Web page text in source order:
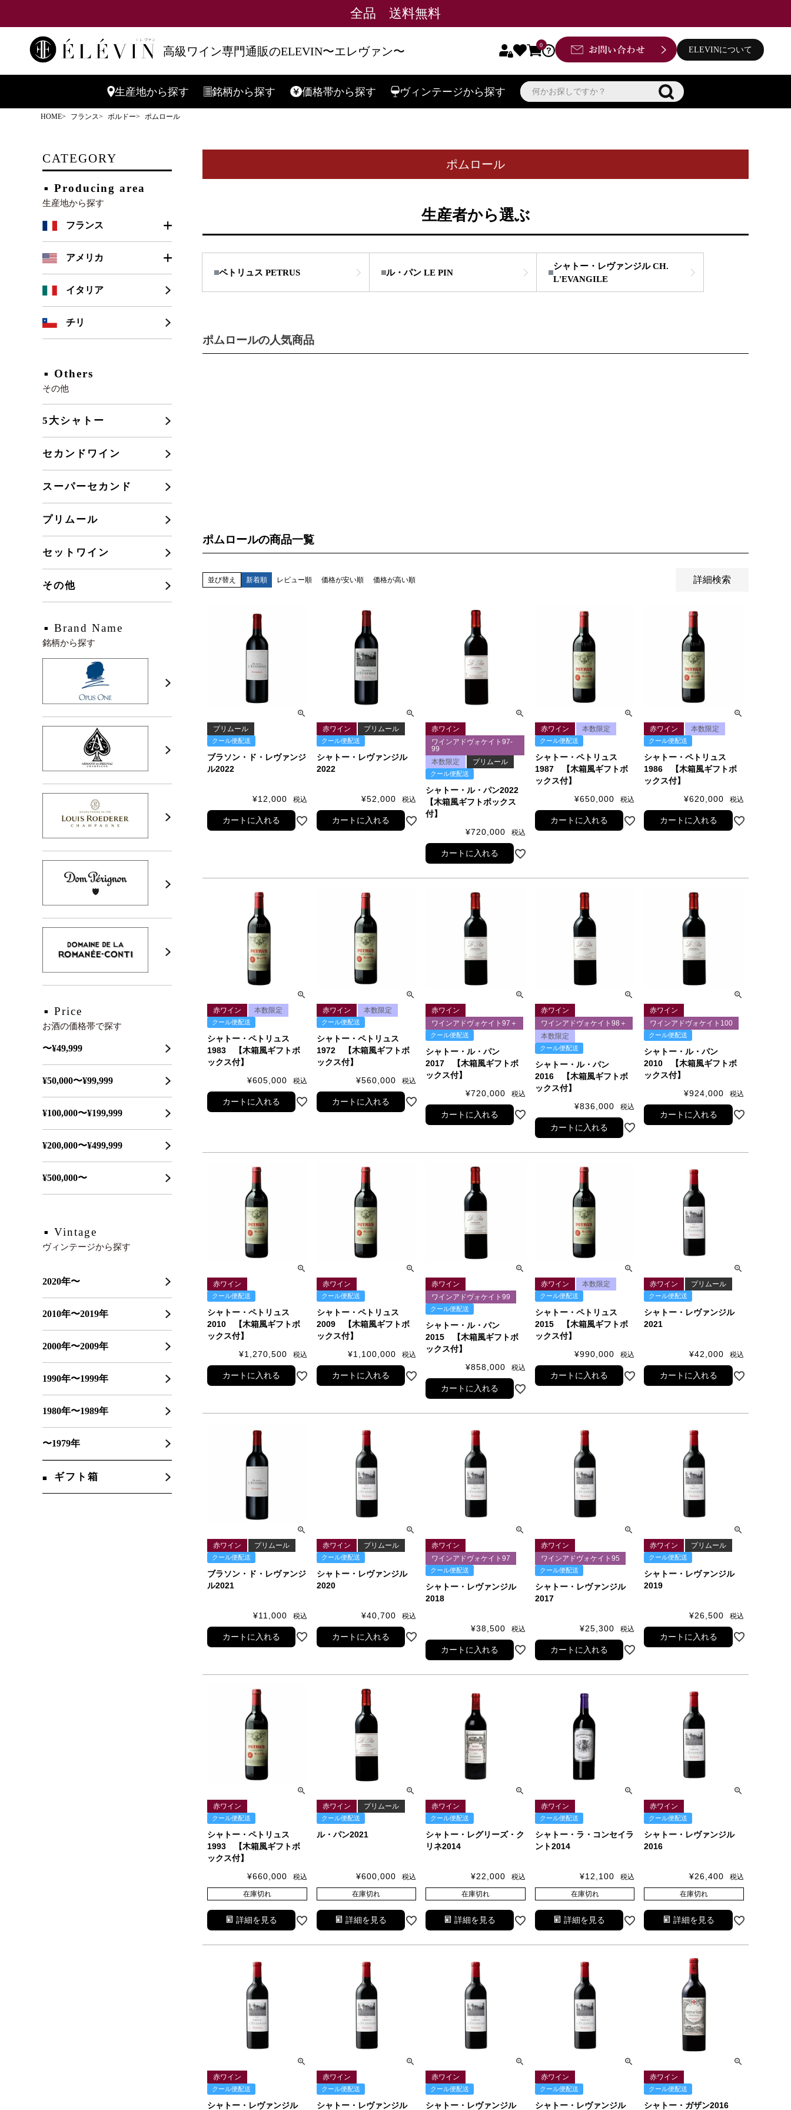
全品 送料無料
高級ワイン専門通販のELEVIN〜エレヴァン〜 0
ELEVINについて
生産地から探す 銘柄から探す 価格帯から探す ヴィンテージから探す
検索
HOME フランス ボルドー ポムロール
CATEGORY
Producing area
生産地から探す
フランス
ボルドー
シャンパーニュ
ブルゴーニュ
アメリカ
カリフォルニア
イタリア
チリ
Others
その他
5大シャトー
セカンドワイン
スーパーセカンド
プリムール
セットワイン
その他
Brand Name
銘柄から探す
Price
お酒の価格帯で探す
〜¥49,999
¥50,000〜¥99,999
¥100,000〜¥199,999
¥200,000〜¥499,999
¥500,000〜
Vintage
ヴィンテージから探す
2020年〜
2010年〜2019年
2000年〜2009年
1990年〜1999年
1980年〜1989年
〜1979年
ギフト箱
ポムロール
生産者から選ぶ
ペトリュス PETRUS ル・パン LE PIN
シャトー・レヴァンジル CH.
L'EVANGILE
ポムロールの人気商品
ポムロールの商品一覧
並び替え 新着順 レビュー順 価格が安い順 価格が高い順 詳細検索
ブラソン・ド・レヴァンジ
ル2022
プリムール
クール便配送
¥12,000 税込
カートに入れる
シャトー・レヴァンジル
2022
赤ワイン プリムール
クール便配送
¥52,000 税込
カートに入れる
シャトー・ル・パン2022
【木箱風ギフトボックス
付】
赤ワイン
ワインアドヴォケイト97-
99
本数限定
プリムール
クール便配送
¥720,000 税込
カートに入れる
シャトー・ペトリュス
1987 【木箱風ギフトボ
ックス付】
赤ワイン 本数限定
クール便配送
¥650,000 税込
カートに入れる
シャトー・ペトリュス
1986 【木箱風ギフトボ
ックス付】
赤ワイン 本数限定
クール便配送
¥620,000 税込
カートに入れる
シャトー・ペトリュス
1983 【木箱風ギフトボ
ックス付】
赤ワイン 本数限定
クール便配送
¥605,000 税込
カートに入れる
シャトー・ペトリュス
1972 【木箱風ギフトボ
ックス付】
赤ワイン 本数限定
クール便配送
¥560,000 税込
カートに入れる
シャトー・ル・パン
2017 【木箱風ギフトボ
ックス付】
赤ワイン
ワインアドヴォケイト97＋
クール便配送
¥720,000 税込
カートに入れる
シャトー・ル・パン
2016 【木箱風ギフトボ
ックス付】
赤ワイン
ワインアドヴォケイト98＋
本数限定
クール便配送
¥836,000 税込
カートに入れる
シャトー・ル・パン
2010 【木箱風ギフトボ
ックス付】
赤ワイン
ワインアドヴォケイト100
クール便配送
¥924,000 税込
カートに入れる
シャトー・ペトリュス
2010 【木箱風ギフトボ
ックス付】
赤ワイン
クール便配送
¥1,270,500 税込
カートに入れる
シャトー・ペトリュス
2009 【木箱風ギフトボ
ックス付】
赤ワイン
クール便配送
¥1,100,000 税込
カートに入れる
シャトー・ル・パン
2015 【木箱風ギフトボ
ックス付】
赤ワイン
ワインアドヴォケイト99
クール便配送
¥858,000 税込
カートに入れる
シャトー・ペトリュス
2015 【木箱風ギフトボ
ックス付】
赤ワイン 本数限定
クール便配送
¥990,000 税込
カートに入れる
シャトー・レヴァンジル
2021
赤ワイン プリムール
クール便配送
¥42,000 税込
カートに入れる
ブラソン・ド・レヴァンジ
ル2021
赤ワイン プリムール
クール便配送
¥11,000 税込
カートに入れる
シャトー・レヴァンジル
2020
赤ワイン プリムール
クール便配送
¥40,700 税込
カートに入れる
シャトー・レヴァンジル
2018
赤ワイン
ワインアドヴォケイト97
クール便配送
¥38,500 税込
カートに入れる
シャトー・レヴァンジル
2017
赤ワイン
ワインアドヴォケイト95
クール便配送
¥25,300 税込
カートに入れる
シャトー・レヴァンジル
2019
赤ワイン プリムール
クール便配送
¥26,500 税込
カートに入れる
シャトー・ペトリュス
1993 【木箱風ギフトボ
ックス付】
赤ワイン
クール便配送
¥660,000 税込
在庫切れ
詳細を見る
ル・パン2021
赤ワイン プリムール
クール便配送
¥600,000 税込
在庫切れ
詳細を見る
シャトー・レグリーズ・ク
リネ2014
赤ワイン
クール便配送
¥22,000 税込
在庫切れ
詳細を見る
シャトー・ラ・コンセイラ
ント2014
赤ワイン
クール便配送
¥12,100 税込
在庫切れ
詳細を見る
シャトー・レヴァンジル
2016
赤ワイン
クール便配送
¥26,400 税込
在庫切れ
詳細を見る
シャトー・レヴァンジル
赤ワイン
クール便配送
シャトー・レヴァンジル
赤ワイン
クール便配送
シャトー・レヴァンジル
赤ワイン
クール便配送
シャトー・レヴァンジル
赤ワイン
クール便配送
シャトー・ガザン2016
赤ワイン
クール便配送